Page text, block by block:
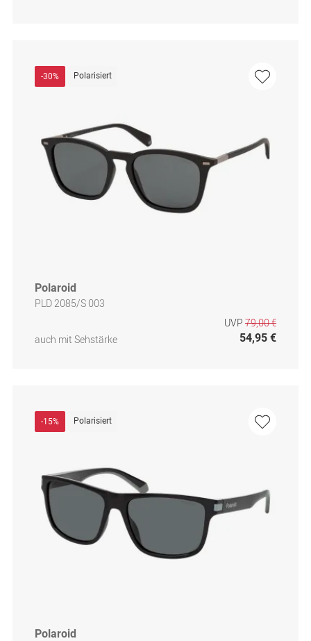
-30% Polarisiert
Polaroid
PLD 2085/S 003
auch mit Sehstärke
UVP 79,00 €
54,95 €
-15% Polarisiert
Polaroid